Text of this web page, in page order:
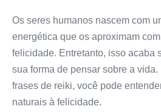
Os seres humanos nascem com
energética que os aproximam
felicidade. Entretanto, isso acaba
sua forma de pensar sobre a
frases de reiki, você pode
naturais à felicidade.